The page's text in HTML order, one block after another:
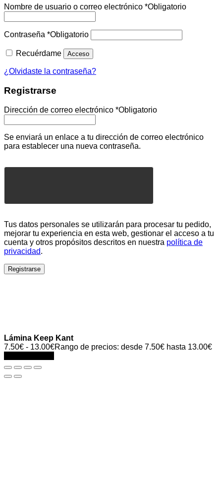
Nombre de usuario o correo electrónico *Obligatorio
Contraseña *Obligatorio
Recuérdame Acceso
¿Olvidaste la contraseña?
Registrarse
Dirección de correo electrónico *Obligatorio
Se enviará un enlace a tu dirección de correo electrónico
para establecer una nueva contraseña.
Tus datos personales se utilizarán para procesar tu pedido,
mejorar tu experiencia en esta web, gestionar el acceso a tu
cuenta y otros propósitos descritos en nuestra política de
privacidad.
Registrarse
Lámina Keep Kant
7.50€ - 13.00€Rango de precios: desde 7.50€ hasta 13.00€